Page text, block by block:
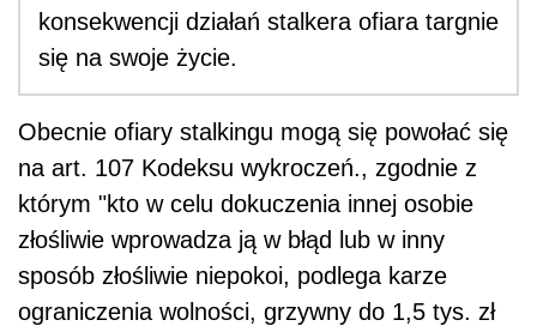
konsekwencji działań stalkera ofiara targnie
się na swoje życie.
Obecnie ofiary stalkingu mogą się powołać się
na art. 107 Kodeksu wykroczeń., zgodnie z
którym "kto w celu dokuczenia innej osobie
złośliwie wprowadza ją w błąd lub w inny
sposób złośliwie niepokoi, podlega karze
ograniczenia wolności, grzywny do 1,5 tys. zł